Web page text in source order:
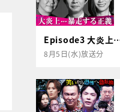
Episode3 大炎上
8月5日(水)放送分